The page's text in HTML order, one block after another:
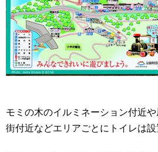
モミの木のイルミネーション付近
街付近などエリアごとにトイレは設